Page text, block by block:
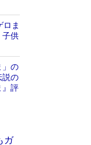
ロま
子供
」の
説の
』評
マ
ガ